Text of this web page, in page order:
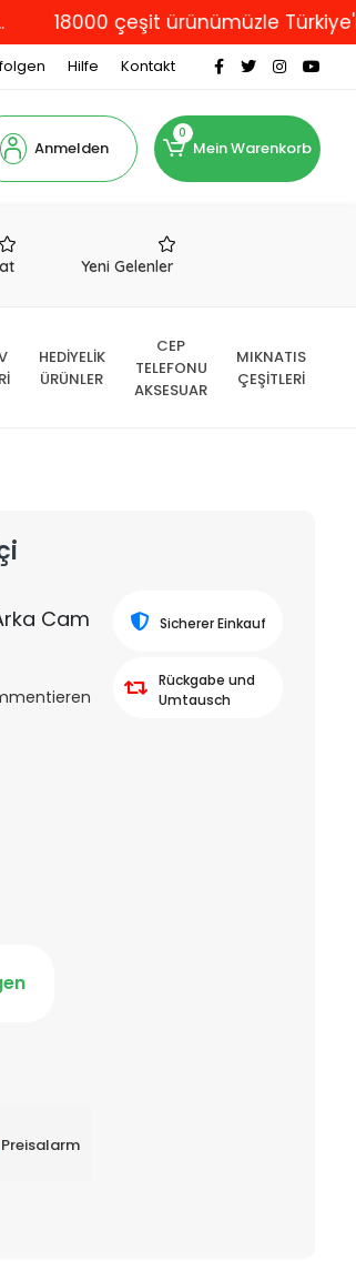
çeşit ürünümüzle Türkiye'nin
Hilfe Kontakt
Anmelden
0
Mein Warenkorb
Yeni Gelenler
HEDİYELİK
ÜRÜNLER
CEP
TELEFONU
AKSESUAR
MIKNATIS
ÇEŞİTLERİ
Cam
Preisalarm
Sicherer Einkauf
Rückgabe und
Umtausch